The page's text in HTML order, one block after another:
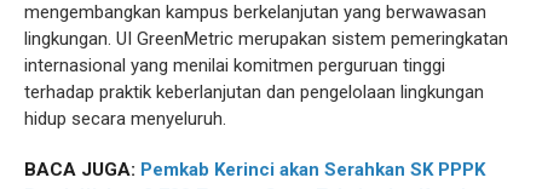
mengembangkan kampus berkelanjutan yang berwawasan
lingkungan. UI GreenMetric merupakan sistem pemeringkatan
internasional yang menilai komitmen perguruan tinggi
terhadap praktik keberlanjutan dan pengelolaan lingkungan
hidup secara menyeluruh.
BACA JUGA: Pemkab Kerinci akan Serahkan SK PPPK